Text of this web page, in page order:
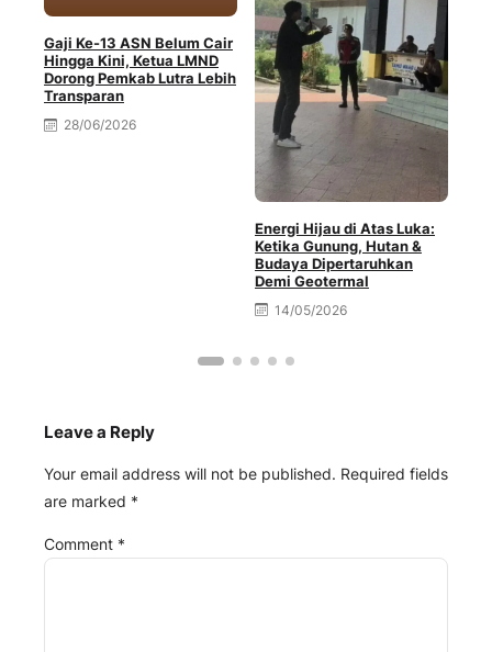
Gaji Ke-13 ASN Belum Cair
Hingga Kini, Ketua LMND
Dorong Pemkab Lutra Lebih
Transparan
28/06/2026
Energi Hijau di Atas Luka:
Ketika Gunung, Hutan &
Budaya Dipertaruhkan
Demi Geotermal
14/05/2026
Leave a Reply
Your email address will not be published. Required fields
are marked *
Comment *